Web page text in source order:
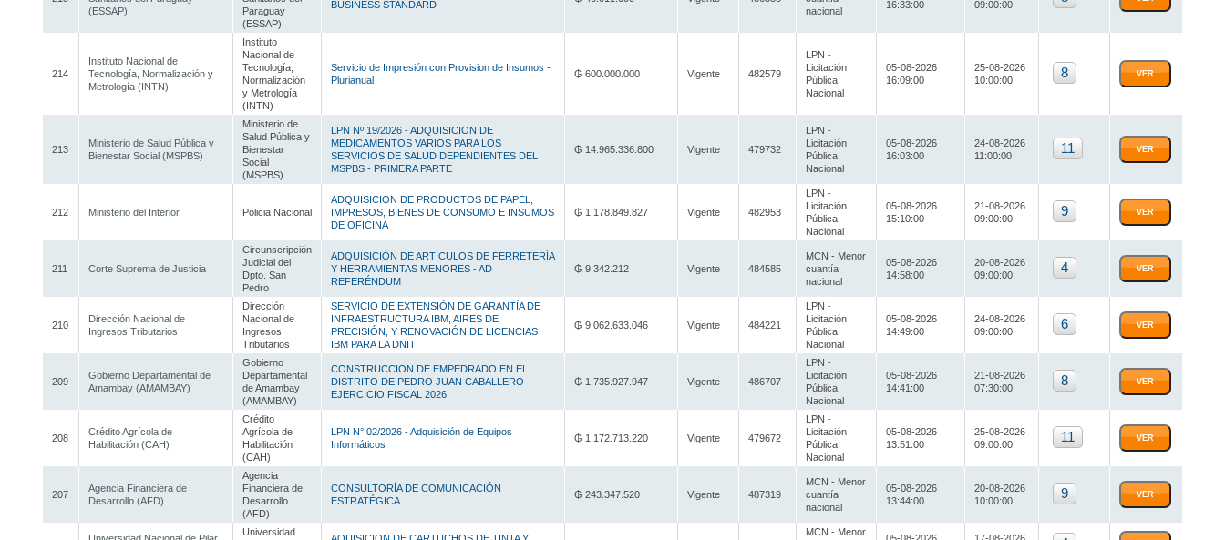
(ESSAP)
Paraguay
(ESSAP)
BUSINESS STANDARD
nacional
16:33:00
09:00:00
214
Instituto Nacional de
Tecnología, Normalización y
Metrología (INTN)
Instituto
Nacional de
Tecnología,
Normalización
y Metrología
(INTN)
Servicio de Impresión con Provision de Insumos -
Plurianual
₲ 600.000.000 Vigente 482579
LPN -
Licitación
Pública
Nacional
05-08-2026
16:09:00
25-08-2026
10:00:00
8 VER
213
Ministerio de Salud Pública y
Bienestar Social (MSPBS)
Ministerio de
Salud Pública y
Bienestar
Social
(MSPBS)
LPN Nº 19/2026 - ADQUISICION DE
MEDICAMENTOS VARIOS PARA LOS
SERVICIOS DE SALUD DEPENDIENTES DEL
MSPBS - PRIMERA PARTE
₲ 14.965.336.800 Vigente 479732
LPN -
Licitación
Pública
Nacional
05-08-2026
16:03:00
24-08-2026
11:00:00
11 VER
212 Ministerio del Interior Policia Nacional
ADQUISICION DE PRODUCTOS DE PAPEL,
IMPRESOS, BIENES DE CONSUMO E INSUMOS
DE OFICINA
₲ 1.178.849.827 Vigente 482953
LPN -
Licitación
Pública
Nacional
05-08-2026
15:10:00
21-08-2026
09:00:00
9 VER
211 Corte Suprema de Justicia
Circunscripción
Judicial del
Dpto. San
Pedro
ADQUISICIÓN DE ARTÍCULOS DE FERRETERÍA
Y HERRAMIENTAS MENORES - AD
REFERÉNDUM
₲ 9.342.212 Vigente 484585
MCN - Menor
cuantía
nacional
05-08-2026
14:58:00
20-08-2026
09:00:00
4 VER
210
Dirección Nacional de
Ingresos Tributarios
Dirección
Nacional de
Ingresos
Tributarios
SERVICIO DE EXTENSIÓN DE GARANTÍA DE
INFRAESTRUCTURA IBM, AIRES DE
PRECISIÓN, Y RENOVACIÓN DE LICENCIAS
IBM PARA LA DNIT
₲ 9.062.633.046 Vigente 484221
LPN -
Licitación
Pública
Nacional
05-08-2026
14:49:00
24-08-2026
09:00:00
6 VER
209
Gobierno Departamental de
Amambay (AMAMBAY)
Gobierno
Departamental
de Amambay
(AMAMBAY)
CONSTRUCCION DE EMPEDRADO EN EL
DISTRITO DE PEDRO JUAN CABALLERO -
EJERCICIO FISCAL 2026
₲ 1.735.927.947 Vigente 486707
LPN -
Licitación
Pública
Nacional
05-08-2026
14:41:00
21-08-2026
07:30:00
8 VER
208
Crédito Agrícola de
Habilitación (CAH)
Crédito
Agrícola de
Habilitación
(CAH)
LPN N° 02/2026 - Adquisición de Equipos
Informáticos
₲ 1.172.713.220 Vigente 479672
LPN -
Licitación
Pública
Nacional
05-08-2026
13:51:00
25-08-2026
09:00:00
11 VER
207
Agencia Financiera de
Desarrollo (AFD)
Agencia
Financiera de
Desarrollo
(AFD)
CONSULTORÍA DE COMUNICACIÓN
ESTRATÉGICA
₲ 243.347.520 Vigente 487319
MCN - Menor
cuantía
nacional
05-08-2026
13:44:00
20-08-2026
10:00:00
9 VER
Universidad
MCN - Menor